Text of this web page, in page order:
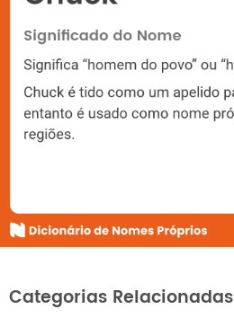
Categorias Relacionadas